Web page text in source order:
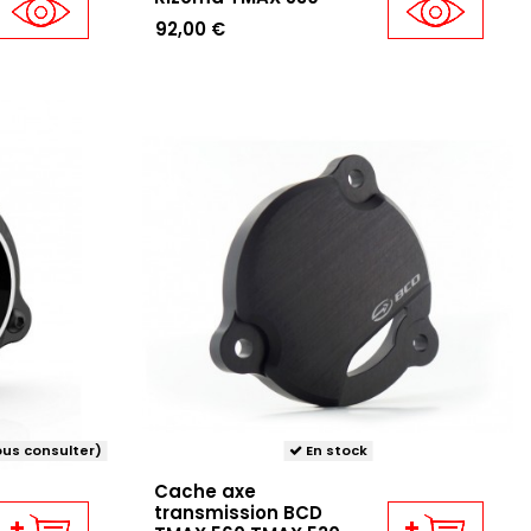
92,00 €
consulter) En stock
Cache axe
transmission BCD